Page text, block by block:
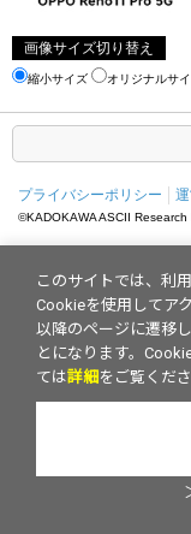
画像サイズ切り替え
縮小サイズ オリジナルサ
プライバシーポリシー
©KADOKAWA ASCII
このサイトでは、利
Cookieを使用してア
以降のページに遷移
とになります。
ては詳細 をご覧くださ